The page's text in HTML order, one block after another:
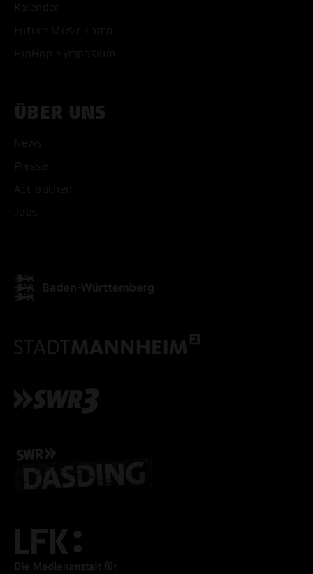
Kalender
Future Music Camp
HipHop Symposium
ÜBER UNS
News
Presse
Act buchen
Jobs